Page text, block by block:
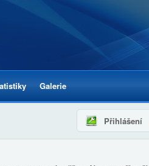
Galerie
Přihlášení